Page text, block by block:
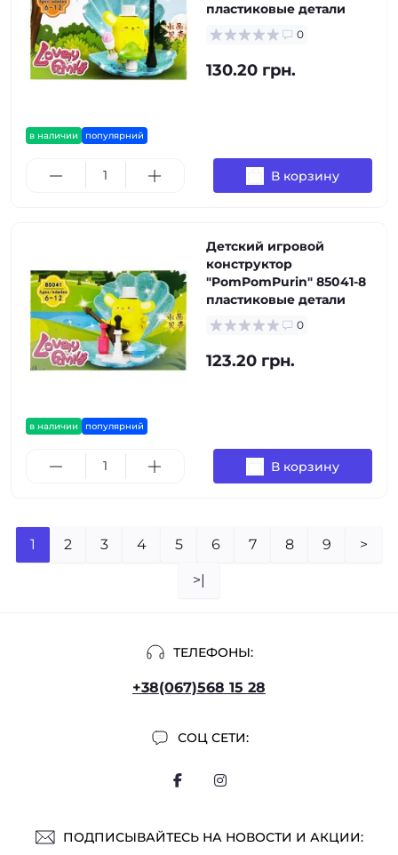
в наличии популярний
пластиковые детали
0
130.20 грн.
В корзину
в наличии популярний
Детский игровой
конструктор
"PomPomPurin" 85041-8
пластиковые детали
0
123.20 грн.
В корзину
1 2 3 4 5 6 7 8 9 >
>|
ТЕЛЕФОНЫ:
+38(067)568 15 28
СОЦ СЕТИ:
ПОДПИСЫВАЙТЕСЬ НА НОВОСТИ И АКЦИИ: